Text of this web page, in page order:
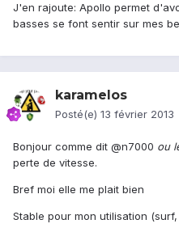
J'en rajoute: Apollo permet
basses se font sentir sur mes
karamelos
Posté(e) 13 février 2013
Bonjour comme dit @n7000 ou
perte de vitesse.
Bref moi elle me plait bien
Stable pour mon utilisation